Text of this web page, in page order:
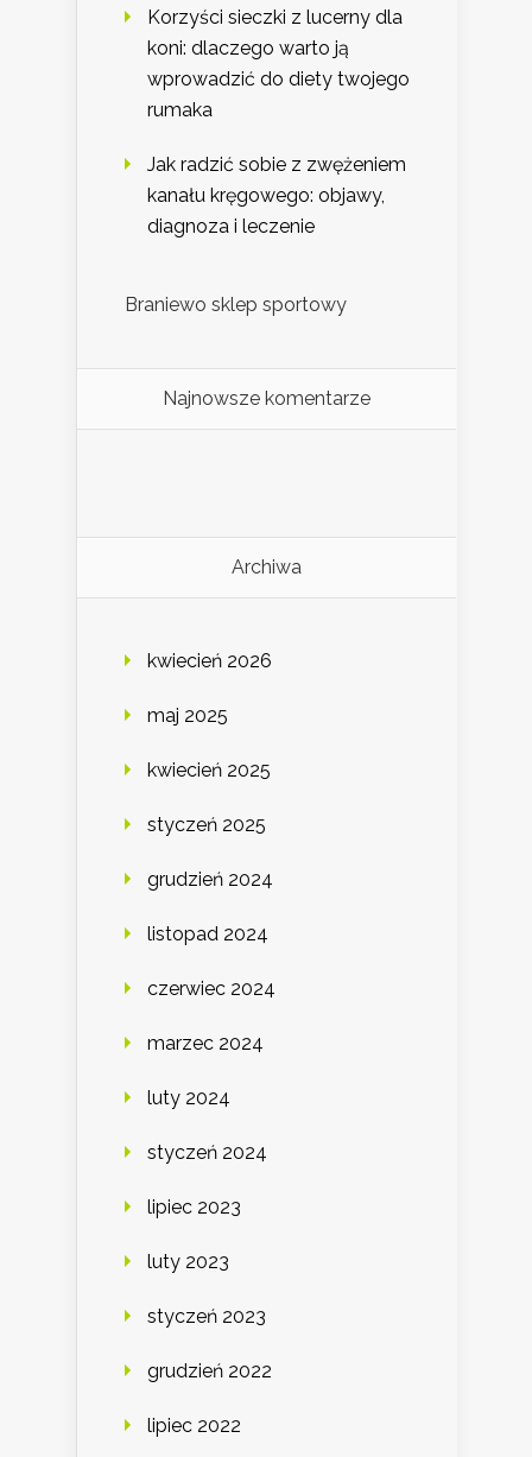
Korzyści sieczki z lucerny dla
koni: dlaczego warto ją
wprowadzić do diety twojego
rumaka
Jak radzić sobie z zwężeniem
kanału kręgowego: objawy,
diagnoza i leczenie
Braniewo sklep sportowy
Najnowsze komentarze
Archiwa
kwiecień 2026
maj 2025
kwiecień 2025
styczeń 2025
grudzień 2024
listopad 2024
czerwiec 2024
marzec 2024
luty 2024
styczeń 2024
lipiec 2023
luty 2023
styczeń 2023
grudzień 2022
lipiec 2022